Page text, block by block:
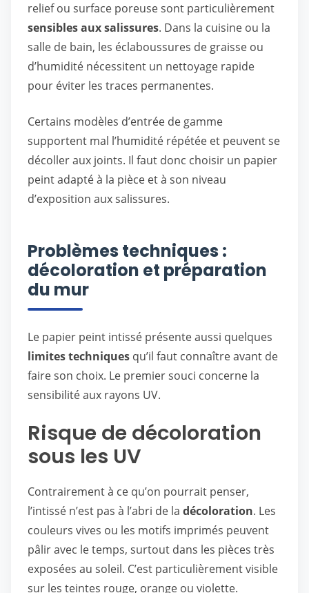
relief ou surface poreuse sont particulièrement
sensibles aux salissures. Dans la cuisine ou la
salle de bain, les éclaboussures de graisse ou
d’humidité nécessitent un nettoyage rapide
pour éviter les traces permanentes.
Certains modèles d’entrée de gamme
supportent mal l’humidité répétée et peuvent se
décoller aux joints. Il faut donc choisir un papier
peint adapté à la pièce et à son niveau
d’exposition aux salissures.
Problèmes techniques :
décoloration et préparation
du mur
Le papier peint intissé présente aussi quelques
limites techniques qu’il faut connaître avant de
faire son choix. Le premier souci concerne la
sensibilité aux rayons UV.
Risque de décoloration
sous les UV
Contrairement à ce qu’on pourrait penser,
l’intissé n’est pas à l’abri de la décoloration. Les
couleurs vives ou les motifs imprimés peuvent
pâlir avec le temps, surtout dans les pièces très
exposées au soleil. C’est particulièrement visible
sur les teintes rouge, orange ou violette.